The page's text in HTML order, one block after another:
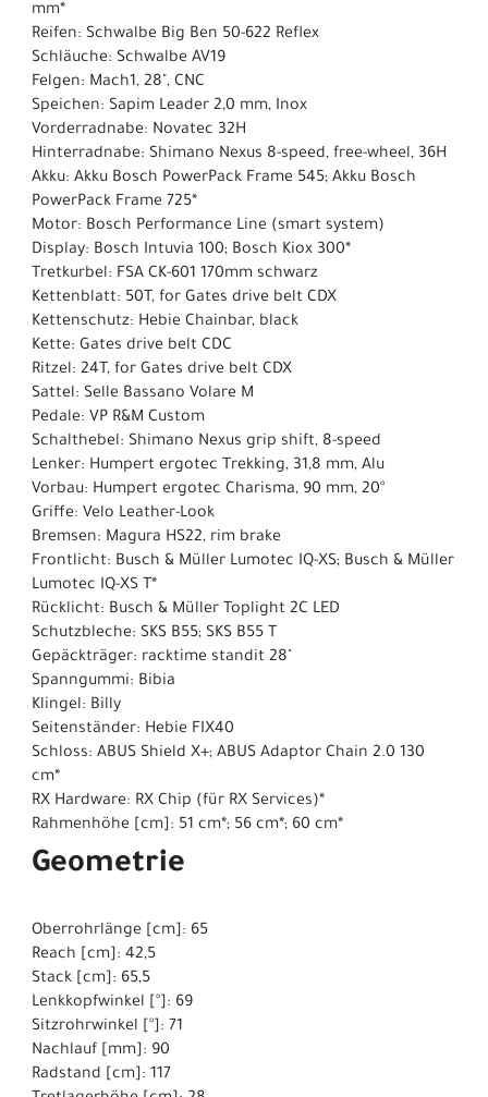
mm*
Reifen: Schwalbe Big Ben 50-622 Reflex
Schläuche: Schwalbe AV19
Felgen: Mach1, 28", CNC
Speichen: Sapim Leader 2,0 mm, Inox
Vorderradnabe: Novatec 32H
Hinterradnabe: Shimano Nexus 8-speed, free-wheel, 36H
Akku: Akku Bosch PowerPack Frame 545; Akku Bosch
PowerPack Frame 725*
Motor: Bosch Performance Line (smart system)
Display: Bosch Intuvia 100; Bosch Kiox 300*
Tretkurbel: FSA CK-601 170mm schwarz
Kettenblatt: 50T, for Gates drive belt CDX
Kettenschutz: Hebie Chainbar, black
Kette: Gates drive belt CDC
Ritzel: 24T, for Gates drive belt CDX
Sattel: Selle Bassano Volare M
Pedale: VP R&M Custom
Schalthebel: Shimano Nexus grip shift, 8-speed
Lenker: Humpert ergotec Trekking, 31,8 mm, Alu
Vorbau: Humpert ergotec Charisma, 90 mm, 20°
Griffe: Velo Leather-Look
Bremsen: Magura HS22, rim brake
Frontlicht: Busch & Müller Lumotec IQ-XS; Busch & Müller
Lumotec IQ-XS T*
Rücklicht: Busch & Müller Toplight 2C LED
Schutzbleche: SKS B55; SKS B55 T
Gepäckträger: racktime standit 28"
Spanngummi: Bibia
Klingel: Billy
Seitenständer: Hebie FIX40
Schloss: ABUS Shield X+; ABUS Adaptor Chain 2.0 130
cm*
RX Hardware: RX Chip (für RX Services)*
Rahmenhöhe [cm]: 51 cm*; 56 cm*; 60 cm*
Geometrie
Oberrohrlänge [cm]: 65
Reach [cm]: 42,5
Stack [cm]: 65,5
Lenkkopfwinkel [°]: 69
Sitzrohrwinkel [°]: 71
Nachlauf [mm]: 90
Radstand [cm]: 117